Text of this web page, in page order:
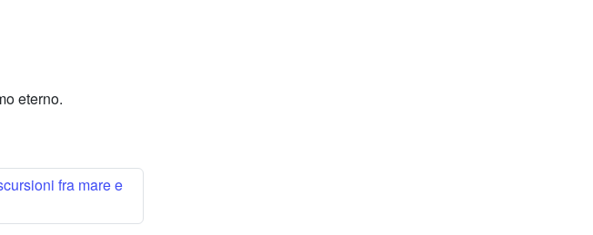
eterno.
fra mare e